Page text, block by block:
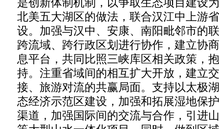
北美五大湖区的做法，联合汉江中上游
设。加强与汉中、安康、南阳毗邻市的
跨流域、跨行政区划进行协作，建立协
息平台，共同比照三峡库区相关政策，
持。注重省域间的相互扩大开放，建立
接、旅游对流的共赢局面。支持以太极
态经济示范区建设，加强和拓展湿地保
渠道，加强国际间的交流与合作，引进